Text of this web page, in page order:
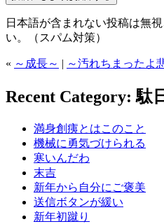
日本語が含まれない投稿は無
い。（スパム対策）
« ～成長～ | ～汚れちまったよ
Recent Category: 駄
満身創痍とはこのこと
機械に勇気づけられる
寒いんだわ
末吉
新年から自分にご褒美
送信ボタンが緩い
新年初蹴り